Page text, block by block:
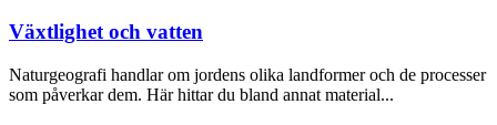
Växtlighet och vatten
Naturgeografi handlar om jordens olika landformer och de processer
som påverkar dem. Här hittar du bland annat material...